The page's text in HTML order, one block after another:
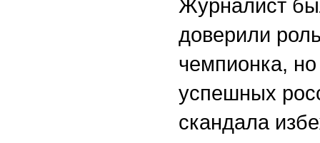
Журналист
доверили
чемпионка,
успешных
скандала